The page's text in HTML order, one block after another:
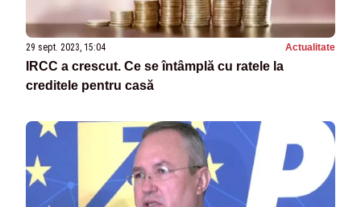
29 sept. 2023, 15:04 Actualitate
IRCC a crescut. Ce se întâmplă cu ratele la
creditele pentru casă